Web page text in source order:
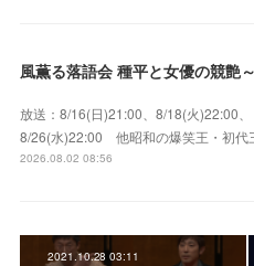
放送：8/16(日)21:00、8/18(火)22:00、
8/26(水)22:00 他昭和の爆笑王・初代
2026.08.02 08:56
2021.10.28 03:11